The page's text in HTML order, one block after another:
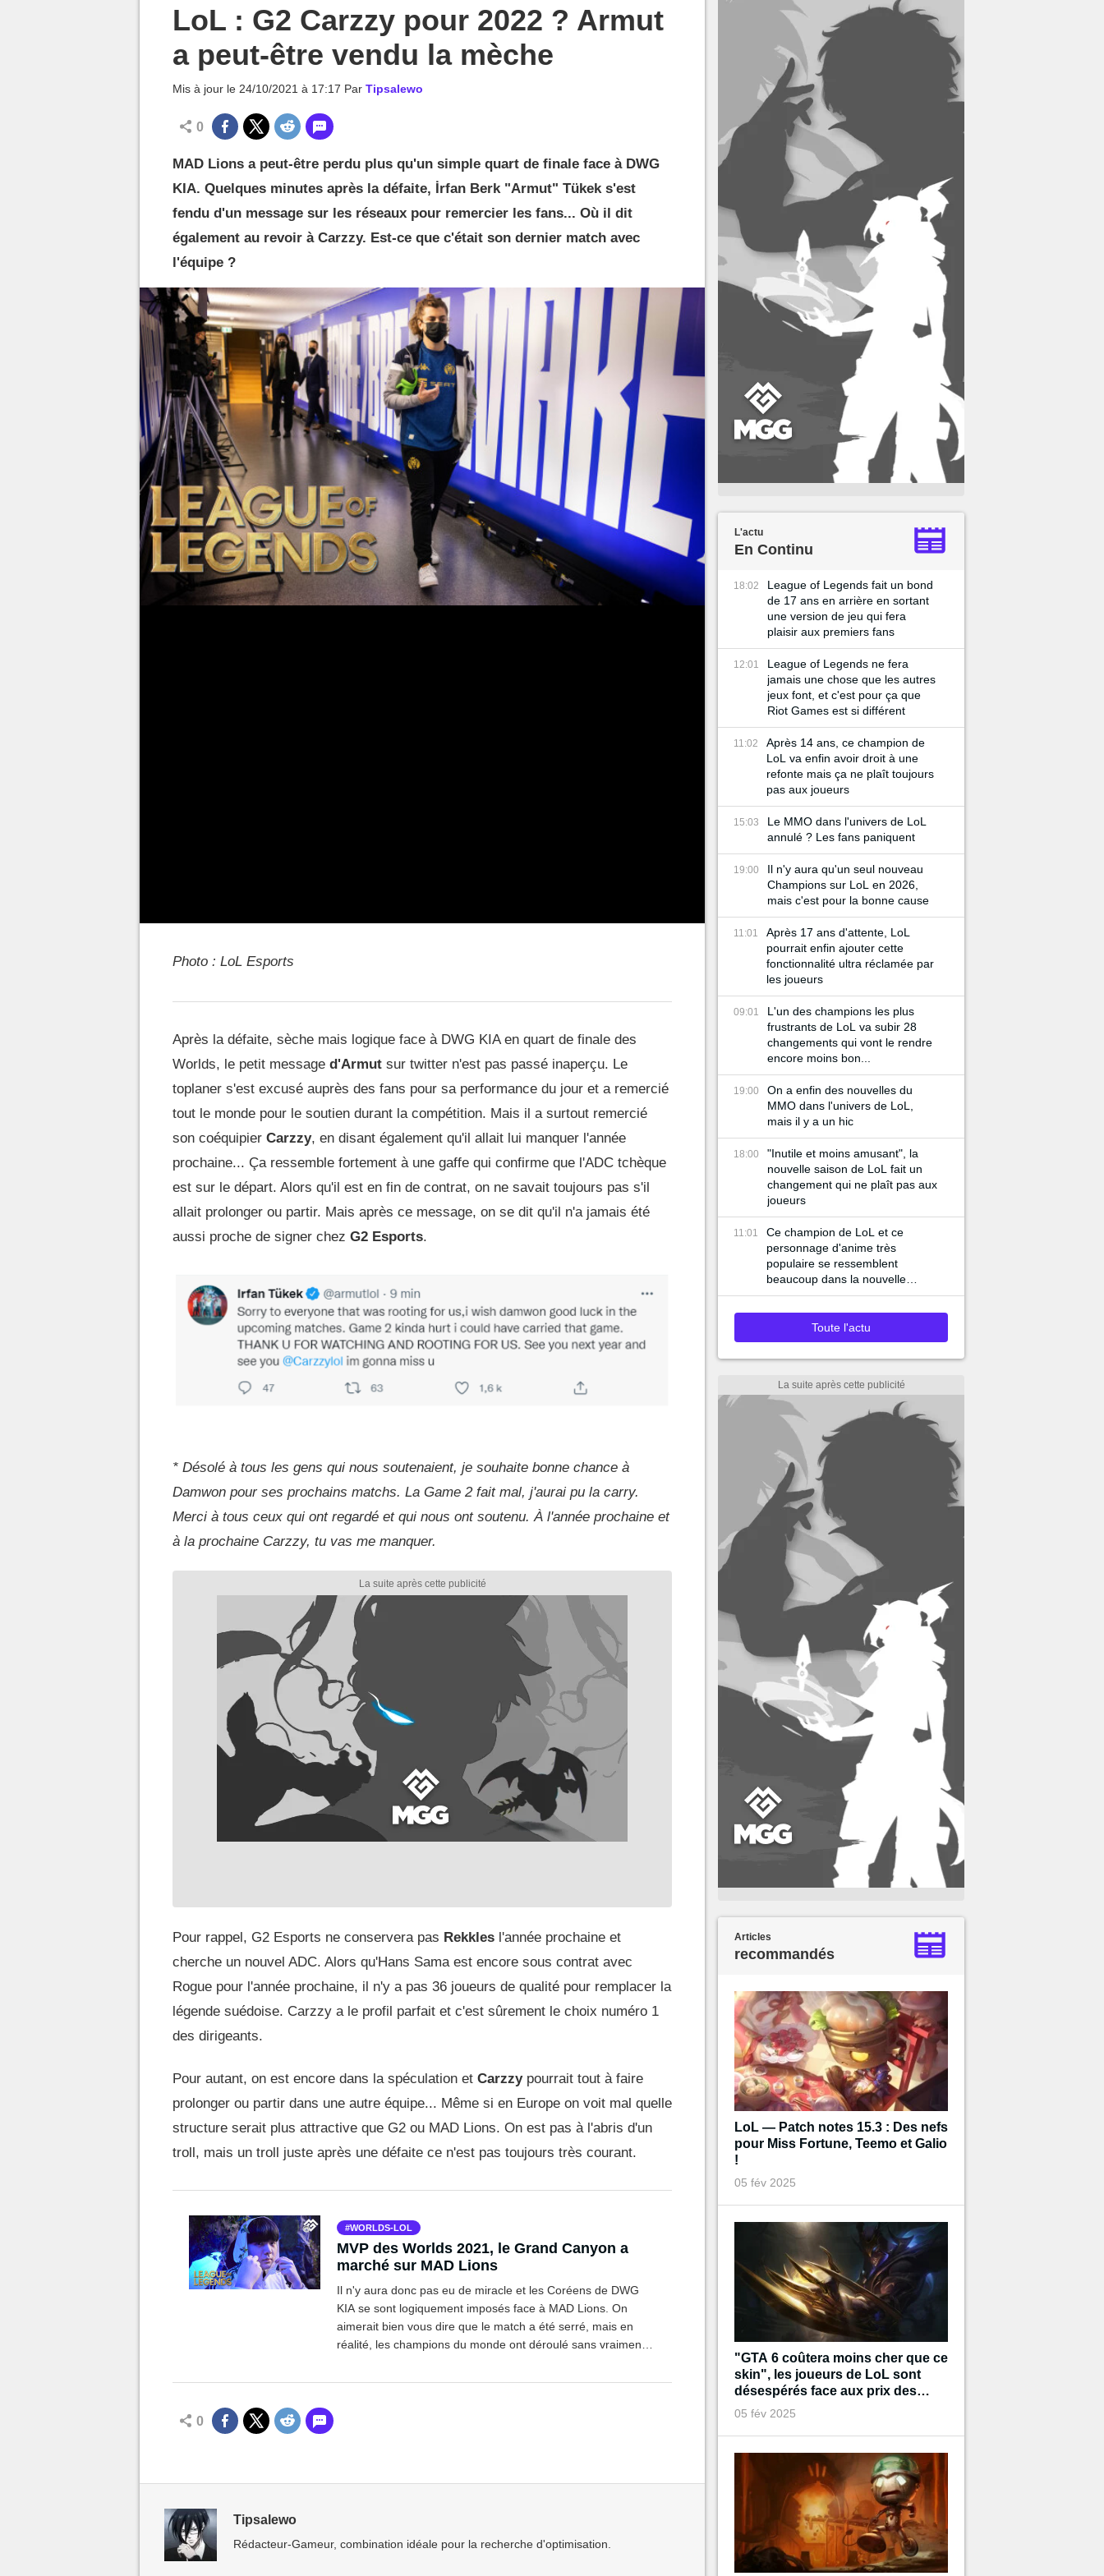
LoL : G2 Carzzy pour 2022 ? Armut
a peut-être vendu la mèche
Mis à jour le 24/10/2021 à 17:17 Par Tipsalewo
0
MAD Lions a peut-être perdu plus qu'un simple quart de finale face à DWG
KIA. Quelques minutes après la défaite, İrfan Berk "Armut" Tükek s'est
fendu d'un message sur les réseaux pour remercier les fans... Où il dit
également au revoir à Carzzy. Est-ce que c'était son dernier match avec
l'équipe ?
Photo : LoL Esports
Après la défaite, sèche mais logique face à DWG KIA en quart de finale des
Worlds, le petit message d'Armut sur twitter n'est pas passé inaperçu. Le
toplaner s'est excusé auprès des fans pour sa performance du jour et a remercié
tout le monde pour le soutien durant la compétition. Mais il a surtout remercié
son coéquipier Carzzy, en disant également qu'il allait lui manquer l'année
prochaine... Ça ressemble fortement à une gaffe qui confirme que l'ADC tchèque
est sur le départ. Alors qu'il est en fin de contrat, on ne savait toujours pas s'il
allait prolonger ou partir. Mais après ce message, on se dit qu'il n'a jamais été
aussi proche de signer chez G2 Esports.
* Désolé à tous les gens qui nous soutenaient, je souhaite bonne chance à
Damwon pour ses prochains matchs. La Game 2 fait mal, j'aurai pu la carry.
Merci à tous ceux qui ont regardé et qui nous ont soutenu. À l'année prochaine et
à la prochaine Carzzy, tu vas me manquer.
Pour rappel, G2 Esports ne conservera pas Rekkles l'année prochaine et
cherche un nouvel ADC. Alors qu'Hans Sama est encore sous contrat avec
Rogue pour l'année prochaine, il n'y a pas 36 joueurs de qualité pour remplacer la
légende suédoise. Carzzy a le profil parfait et c'est sûrement le choix numéro 1
des dirigeants.
Pour autant, on est encore dans la spéculation et Carzzypourrait tout à faire
prolonger ou partir dans une autre équipe... Même si en Europe on voit mal quelle
structure serait plus attractive que G2 ou MAD Lions. On est pas à l'abris d'un
troll, mais un troll juste après une défaite ce n'est pas toujours très courant.
WORLDS-LOL
MVP des Worlds 2021, le Grand Canyon a
marché sur MAD Lions
Il n'y aura donc pas eu de miracle et les Coréens de DWG
KIA se sont logiquement imposés face à MAD Lions. On
aimerait bien vous dire que le match a été serré, mais en
réalité, les champions du monde ont déroulé sans vraiment
0
Tipsalewo
Rédacteur-Gameur, combination idéale pour la recherche d'optimisation.
L'actu
En Continu
18:02
League of Legends fait un bond
de 17 ans en arrière en sortant
une version de jeu qui fera
plaisir aux premiers fans
12:01
League of Legends ne fera
jamais une chose que les autres
jeux font, et c'est pour ça que
Riot Games est si différent
11:02
Après 14 ans, ce champion de
LoL va enfin avoir droit à une
refonte mais ça ne plaît toujours
pas aux joueurs
15:03
Le MMO dans l'univers de LoL
annulé ? Les fans paniquent
19:00
Il n'y aura qu'un seul nouveau
Champions sur LoL en 2026,
mais c'est pour la bonne cause
11:01
Après 17 ans d'attente, LoL
pourrait enfin ajouter cette
fonctionnalité ultra réclamée par
les joueurs
09:01
L'un des champions les plus
frustrants de LoL va subir 28
changements qui vont le rendre
encore moins bon...
19:00
On a enfin des nouvelles du
MMO dans l'univers de LoL,
mais il y a un hic
18:00
"Inutile et moins amusant", la
nouvelle saison de LoL fait un
changement qui ne plaît pas aux
joueurs
11:01
Ce champion de LoL et ce
personnage d'anime très
populaire se ressemblent
beaucoup dans la nouvelle
bande-annonce du jeu
Toute l'actu
Articles
recommandés
LoL — Patch notes 15.3 : Des nefs
pour Miss Fortune, Teemo et Galio
!
05 fév 2025
"GTA 6 coûtera moins cher que ce
skin", les joueurs de LoL sont
désespérés face aux prix des
prochains cosmétiques
05 fév 2025